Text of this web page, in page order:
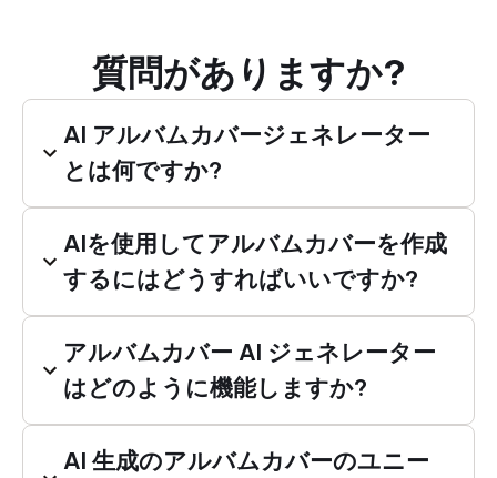
質問がありますか?
AI アルバムカバージェネレーター
とは何ですか?
AIを使用してアルバムカバーを作成
するにはどうすればいいですか?
アルバムカバー AI ジェネレーター
はどのように機能しますか?
AI 生成のアルバムカバーのユニー